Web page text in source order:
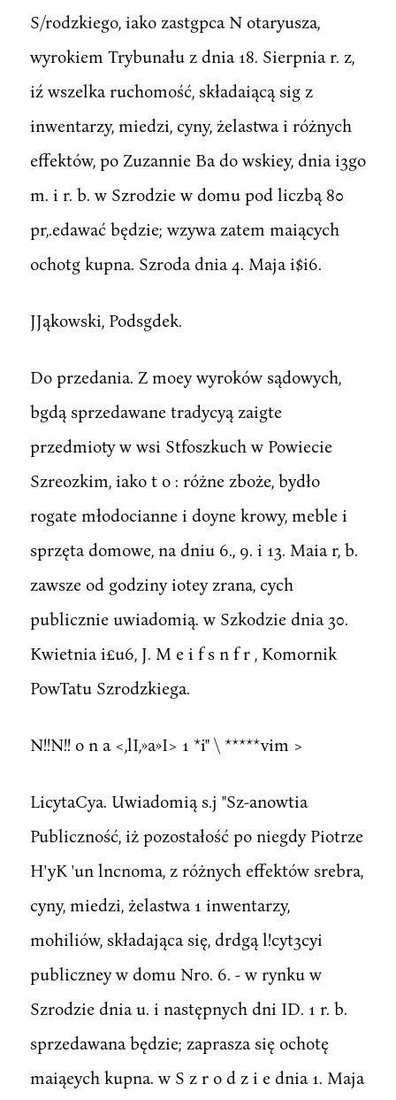
S/rodzkiego, iako zastgpca N otaryusza,
wyrokiem Trybunału z dnia 18. Sierpnia r. z,
iź wszelka ruchomość, składaiącą sig z
inwentarzy, miedzi, cyny, żelastwa i różnych
effektów, po Zuzannie Ba do wskiey, dnia i3go
m. i r. b. w Szrodzie w domu pod liczbą 80
pr,.edawać będzie; wzywa zatem maiących
ochotg kupna. Szroda dnia 4. Maja i$i6.
JJąkowski, Podsgdek.
Do przedania. Z moey wyroków sądowych,
bgdą sprzedawane tradycyą zaigte
przedmioty w wsi Stfoszkuch w Powiecie
Szreozkim, iako t o : różne zboże, bydło
rogate młodocianne i doyne krowy, meble i
sprzęta domowe, na dniu 6., 9. i 13. Maia r, b.
zawsze od godziny iotey zrana, cych
publicznie uwiadomią. w Szkodzie dnia 30.
Kwietnia i£u6, J. M e i f s n f r , Komornik
PowTatu Szrodzkiega.
N!!N!! o n a <,lI,»a»I> 1 *i" \ *****vim >
LicytaCya. Uwiadomią s.j "Sz-anowtia
Publiczność, iż pozostałość po niegdy Piotrze
H'yK 'un lncnoma, z różnych effektów srebra,
cyny, miedzi, żelastwa 1 inwentarzy,
mohiliów, składająca się, drdgą l!cyt3cyi
publiczney w domu Nro. 6. - w rynku w
Szrodzie dnia u. i następnych dni ID. 1 r. b.
sprzedawana będzie; zaprasza się ochotę
maiąeych kupna. w S z r o d z i e dnia 1. Maja